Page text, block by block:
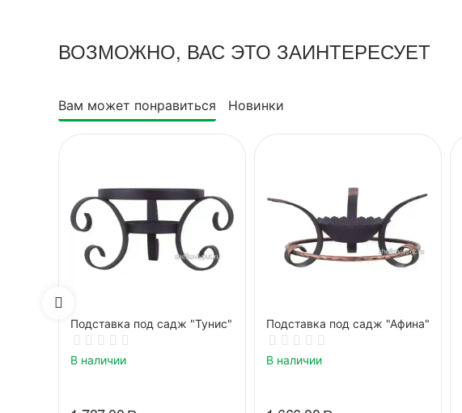
ВОЗМОЖНО, ВАС ЭТО ЗАИНТЕРЕСУЕТ
Вам может понравиться Новинки
Подставка под садж "Тунис"
В наличии
Подставка под садж "Афина"
В наличии